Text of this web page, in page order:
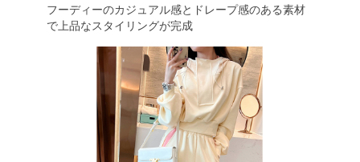
フーディーのカジュアル感とドレープ感のある素材
で上品なスタイリングが完成